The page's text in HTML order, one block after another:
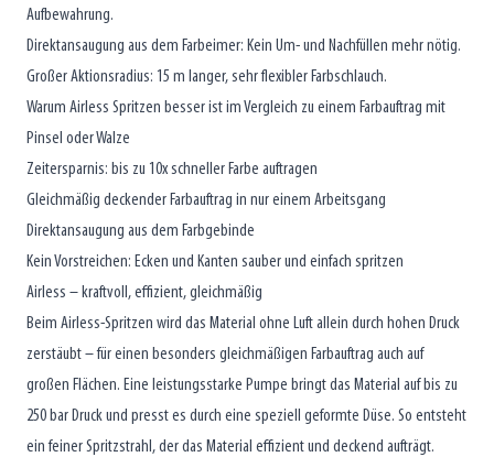
Aufbewahrung.
Direktansaugung aus dem Farbeimer: Kein Um- und Nachfüllen mehr nötig.
Großer Aktionsradius: 15 m langer, sehr flexibler Farbschlauch.
Warum Airless Spritzen besser ist im Vergleich zu einem Farbauftrag mit
Pinsel oder Walze
Zeitersparnis: bis zu 10x schneller Farbe auftragen
Gleichmäßig deckender Farbauftrag in nur einem Arbeitsgang
Direktansaugung aus dem Farbgebinde
Kein Vorstreichen: Ecken und Kanten sauber und einfach spritzen
Airless – kraftvoll, effizient, gleichmäßig
Beim Airless-Spritzen wird das Material ohne Luft allein durch hohen Druck
zerstäubt – für einen besonders gleichmäßigen Farbauftrag auch auf
großen Flächen. Eine leistungsstarke Pumpe bringt das Material auf bis zu
250 bar Druck und presst es durch eine speziell geformte Düse. So entsteht
ein feiner Spritzstrahl, der das Material effizient und deckend aufträgt.